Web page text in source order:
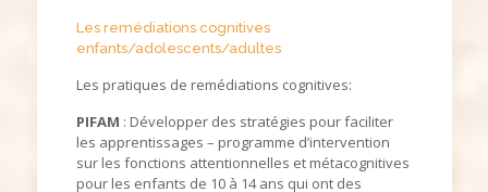
Les remédiations cognitives
enfants/adolescents/adultes
Les pratiques de remédiations cognitives:
PIFAM : Développer des stratégies pour faciliter
les apprentissages – programme d’intervention
sur les fonctions attentionnelles et métacognitives
pour les enfants de 10 à 14 ans qui ont des